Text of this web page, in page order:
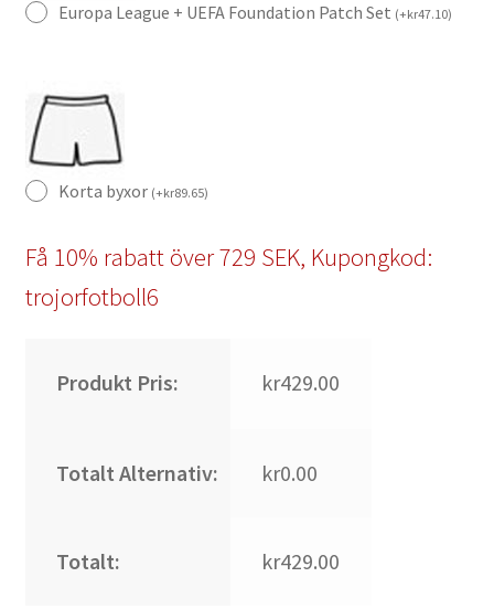
Europa League + UEFA Foundation Patch Set (+kr47.10)
Korta byxor (+kr89.65)
Få 10% rabatt över 729 SEK, Kupongkod:
trojorfotboll6
Produkt Pris: kr429.00
Totalt Alternativ: kr0.00
Totalt: kr429.00